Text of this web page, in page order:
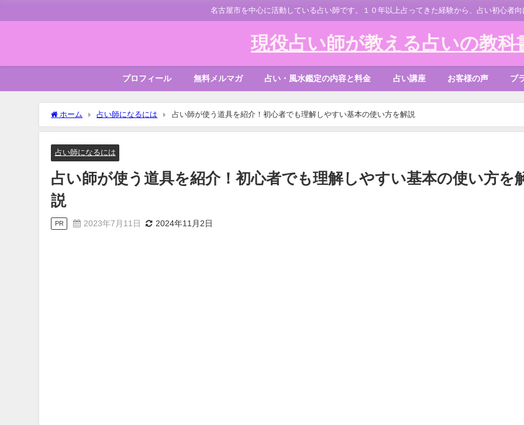
名古屋市を中心に活動している占い師です。１０年以上占ってきた経験から、占い初心者
現役占い師が教える占いの教科
プロフィール 無料メルマガ 占い・風水鑑定の内容と料金 占い講座 お客様の声 プ
ホーム 占い師になるには 占い師が使う道具を紹介！初心者でも理解しやすい基本の使い方を解説
占い師になるには
占い師が使う道具を紹介！初心者でも理解しやすい基本の使い方を
説
PR 2023年7月11日 2024年11月2日